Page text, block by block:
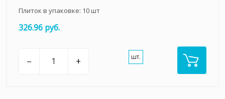
Плиток в упаковке: 10шт
326.96 руб.
– + шт.